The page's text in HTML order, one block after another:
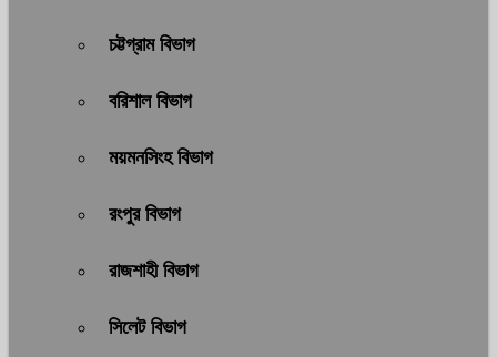
চট্টগ্রাম বিভাগ
বরিশাল বিভাগ
ময়মনসিংহ বিভাগ
রংপুর বিভাগ
রাজশাহী বিভাগ
সিলেট বিভাগ